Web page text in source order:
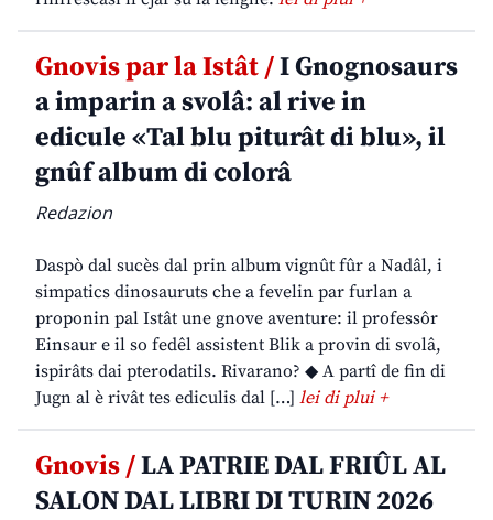
Gnovis par la Istât /I Gnognosaurs
a imparin a svolâ: al rive in
edicule «Tal blu piturât di blu», il
gnûf album di colorâ
Redazion
Daspò dal sucès dal prin album vignût fûr a Nadâl, i
simpatics dinosauruts che a fevelin par furlan a
proponin pal Istât une gnove aventure: il professôr
Einsaur e il so fedêl assistent Blik a provin di svolâ,
ispirâts dai pterodatils. Rivarano? ◆ A partî de fin di
Jugn al è rivât tes ediculis dal […] lei di plui +
Gnovis /LA PATRIE DAL FRIÛL AL
SALON DAL LIBRI DI TURIN 2026